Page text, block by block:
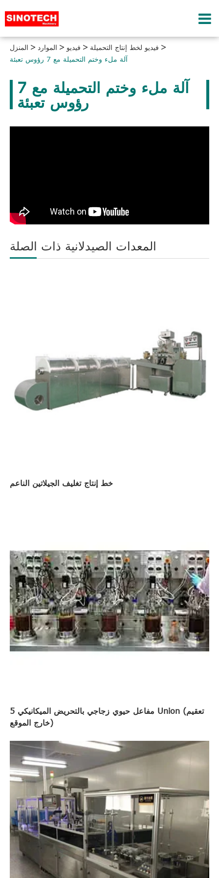
المنزل الموارد فيديو
فيديو لخط إنتاج التحميلة
آلة ملء وختم التحميلة مع 7 رؤوس تعبئة
آلة ملء وختم التحميلة مع 7
رؤوس تعبئة
المعدات الصيدلانية ذات الصلة
خط إنتاج تغليف الجيلاتين الناعم
مفاعل حيوي زجاجي بالتحريض الميكانيكي 5 Union (تعقيم
خارج الموقع)